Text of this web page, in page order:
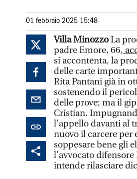
01 febbraio 2025 15:48
Villa MinozzoLa
padre Emore, 66,
si accontenta, la
delle carte
Rita Pantani già in
sostenendo il
delle prove; ma il
Cristian.
l’appello davanti al
nuovo il carcere per
soppesare bene gli
l’avvocato
intende rilasciare